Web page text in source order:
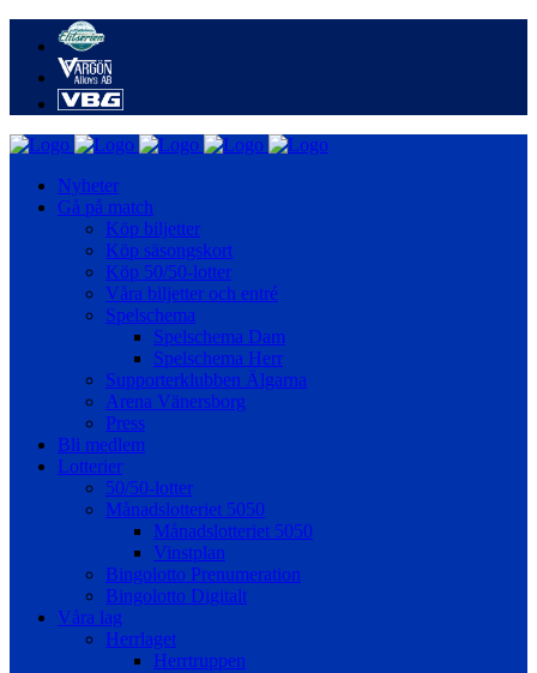
Nyheter
Gå på match
Köp biljetter
Köp säsongskort
Köp 50/50-lotter
Våra biljetter och entré
Spelschema
Spelschema Dam
Spelschema Herr
Supporterklubben Älgarna
Arena Vänersborg
Press
Bli medlem
Lotterier
50/50-lotter
Månadslotteriet 5050
Månadslotteriet 5050
Vinstplan
Bingolotto Prenumeration
Bingolotto Digitalt
Våra lag
Herrlaget
Herrtruppen